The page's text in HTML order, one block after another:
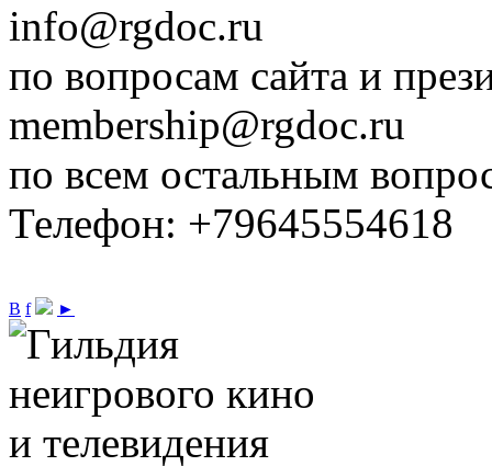
info@rgdoc.ru
по вопросам сайта и
membership@rgdoc.ru
по всем остальным
Телефон: +79645554618
В f ►